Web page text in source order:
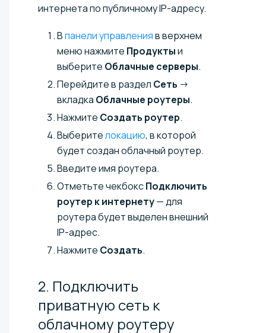
интернета по публичному IP-адресу.
Впанели управленияв верхнем
меню нажмите Продуктыи
выберите Облачные серверы.
Перейдите в раздел Сеть →
вкладка Облачные роутеры.
Нажмите Создать роутер.
Выберителокацию, в которой
будет создан облачный роутер.
Введите имя роутера.
Отметьте чекбоксПодключить
роутер к интернету— для
роутера будет выделен внешний
IP-адрес.
Нажмите Создать.
2. Подключить
приватную сеть к
облачному роутеру